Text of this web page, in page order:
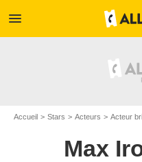
menu
Accueil Stars Acteurs Acteur
Max